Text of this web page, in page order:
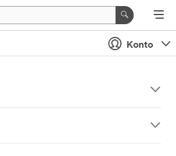
Konto